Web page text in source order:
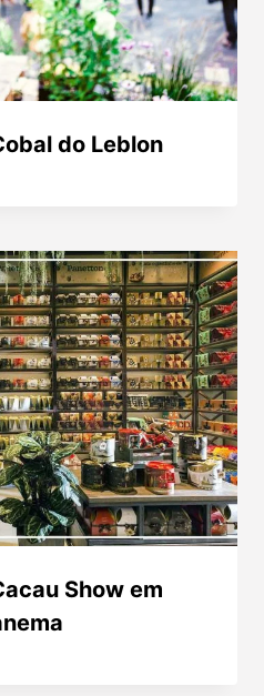
do Leblon
Show em